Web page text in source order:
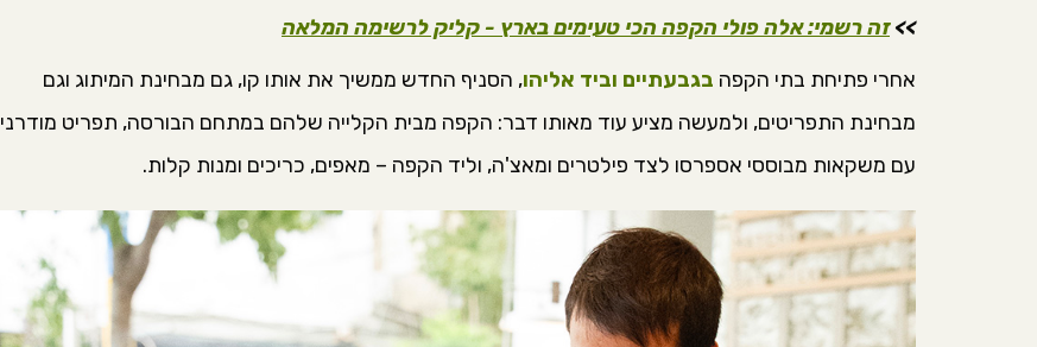
>>זה רשמי: אלה פולי הקפה הכי טעימים בארץ - קליק לרשימה המלאה
אחרי פתיחת בתי הקפה בגבעתיים וביד אליהו, הסניף החדש ממשיך את אותו קו, גם מבחינת המיתוג וגם
מבחינת התפריטים, ולמעשה מציע עוד מאותו דבר: הקפה מבית הקלייה שלהם במתחם הבורסה, תפריט מודרני
עם משקאות מבוססי אספרסו לצד פילטרים ומאצ'ה, וליד הקפה – מאפים, כריכים ומנות קלות.